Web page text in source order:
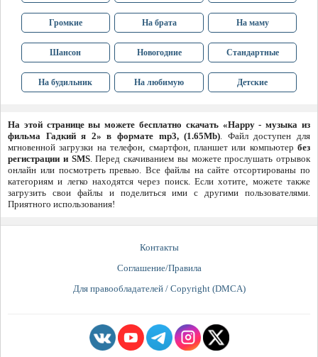
Громкие На брата На маму
Шансон Новогодние Стандартные
На будильник На любимую Детские
На этой странице вы можете бесплатно скачать «Happy - музыка из
фильма Гадкий я 2» в формате mp3, (1.65Mb). Файл доступен для
мгновенной загрузки на телефон, смартфон, планшет или компьютер без
регистрации и SMS. Перед скачиванием вы можете прослушать отрывок
онлайн или посмотреть превью. Все файлы на сайте отсортированы по
категориям и легко находятся через поиск. Если хотите, можете также
загрузить свои файлы и поделиться ими с другими пользователями.
Приятного использования!
Контакты
Соглашение/Правила
Для правообладателей / Copyright (DMCA)